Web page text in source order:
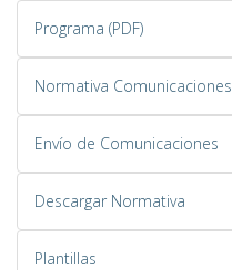
Programa (PDF)
Normativa Comunicaciones
Envío de Comunicaciones
Descargar Normativa
Plantillas